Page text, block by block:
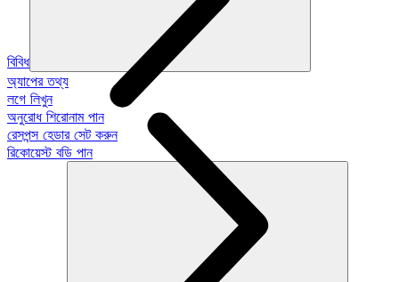
বিবিধ
অ্যাপের তথ্য
লগে লিখুন
অনুরোধ শিরোনাম পান
রেসপন্স হেডার সেট করুন
রিকোয়েস্ট বডি পান